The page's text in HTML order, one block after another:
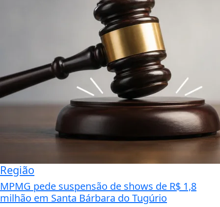
Região
MPMG pede suspensão de shows de R$ 1,8
milhão em Santa Bárbara do Tugúrio